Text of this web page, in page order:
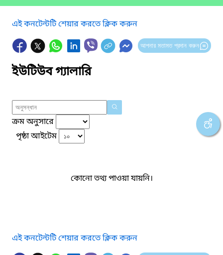
এই কনটেন্টটি শেয়ার করতে ক্লিক করুন
আপনার মতামত প্রদান করুন
ইউটিউব গ্যালারি
ক্রম অনুসারে
পৃষ্ঠা আইটেম
কোনো তথ্য পাওয়া যায়নি।
এই কনটেন্টটি শেয়ার করতে ক্লিক করুন